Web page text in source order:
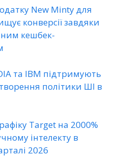
New Minty для
конверсії завдяки
кешбек-
та IBM підтримують
політики ШІ в
Target на 2000%
інтелекту в
2026